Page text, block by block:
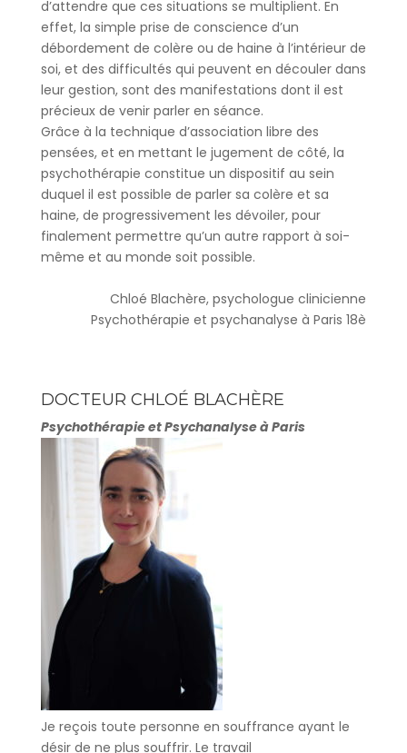
d’attendre que ces situations se multiplient. En
effet, la simple prise de conscience d’un
débordement de colère ou de haine à l’intérieur de
soi, et des difficultés qui peuvent en découler dans
leur gestion, sont des manifestations dont il est
précieux de venir parler en séance.
Grâce à la technique d’association libre des
pensées, et en mettant le jugement de côté, la
psychothérapie constitue un dispositif au sein
duquel il est possible de parler sa colère et sa
haine, de progressivement les dévoiler, pour
finalement permettre qu’un autre rapport à soi-
même et au monde soit possible.
Chloé Blachère, psychologue clinicienne
Psychothérapie et psychanalyse à Paris 18è
DOCTEUR CHLOÉ BLACHÈRE
Psychothérapie et Psychanalyse à Paris
Je reçois toute personne en souffrance ayant le
désir de ne plus souffrir. Le travail